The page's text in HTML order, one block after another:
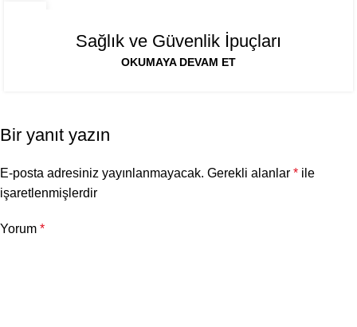
Sağlık ve Güvenlik İpuçları
OKUMAYA DEVAM ET
Bir yanıt yazın
E-posta adresiniz yayınlanmayacak. Gerekli alanlar * ile
işaretlenmişlerdir
Yorum *